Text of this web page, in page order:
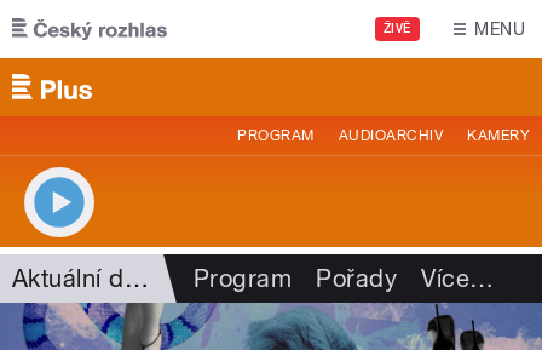
Přejít k hlavnímu obsahu
ŽIVĚ MENU
PROGRAM AUDIOARCHIV KAMERY
Aktuální dění Program Pořady Více…